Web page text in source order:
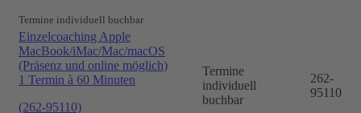
Termine individuell buchbar
Einzelcoaching Apple
MacBook/iMac/Mac/macOS
(Präsenz und online möglich)
1 Termin à 60 Minuten
(262-95110)
Termine
individuell
buchbar
262-
95110